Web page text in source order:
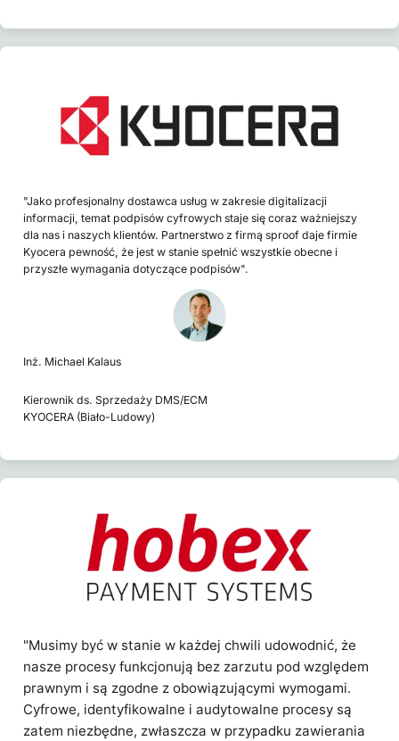
"Jako profesjonalny dostawca usług w zakresie digitalizacji
informacji, temat podpisów cyfrowych staje się coraz ważniejszy
dla nas i naszych klientów. Partnerstwo z firmą sproof daje firmie
Kyocera pewność, że jest w stanie spełnić wszystkie obecne i
przyszłe wymagania dotyczące podpisów".
Inż. Michael Kalaus
Kierownik ds. Sprzedaży DMS/ECM
KYOCERA (Biało-Ludowy)
"Musimy być w stanie w każdej chwili udowodnić, że
nasze procesy funkcjonują bez zarzutu pod względem
prawnym i są zgodne z obowiązującymi wymogami.
Cyfrowe, identyfikowalne i audytowalne procesy są
zatem niezbędne, zwłaszcza w przypadku zawierania